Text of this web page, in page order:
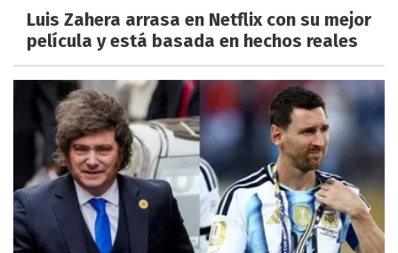
Luis Zahera arrasa en Netflix con su mejor
película y está basada en hechos reales